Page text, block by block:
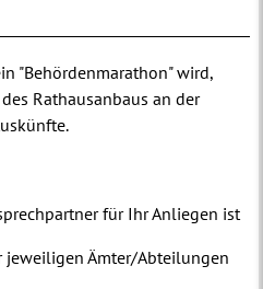
"Behördenmarathon" wird,
Rathausanbaus an der
für Ihr Anliegen ist
jeweiligen Ämter/Abteilungen